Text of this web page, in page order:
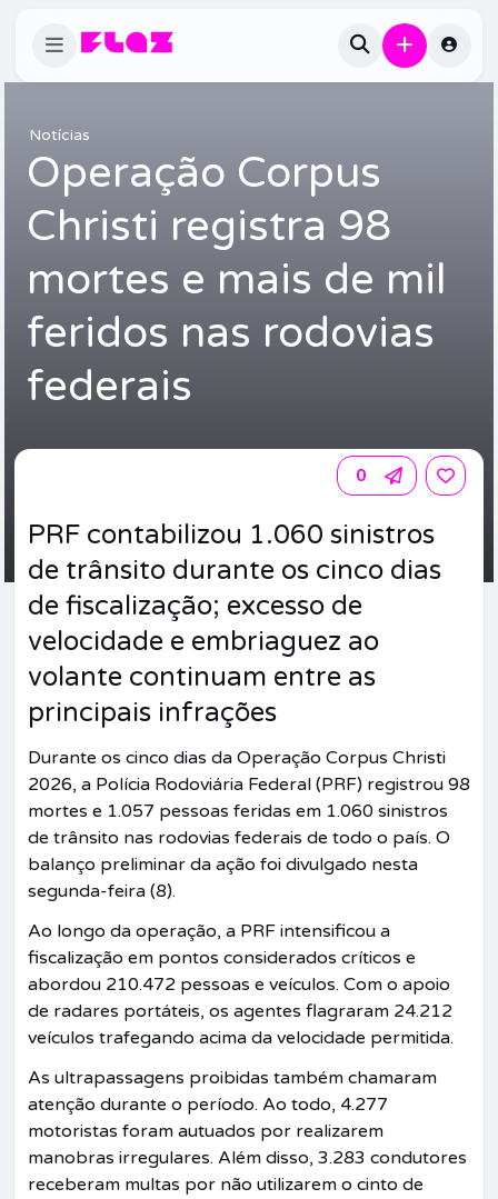
Notícias
Operação Corpus
Christi registra 98
mortes e mais de mil
feridos nas rodovias
federais
0
PRF contabilizou 1.060 sinistros
de trânsito durante os cinco dias
de fiscalização; excesso de
velocidade e embriaguez ao
volante continuam entre as
principais infrações
Durante os cinco dias da Operação Corpus Christi
2026, a Polícia Rodoviária Federal (PRF) registrou 98
mortes e 1.057 pessoas feridas em 1.060 sinistros
de trânsito nas rodovias federais de todo o país. O
balanço preliminar da ação foi divulgado nesta
segunda-feira (8).
Ao longo da operação, a PRF intensificou a
fiscalização em pontos considerados críticos e
abordou 210.472 pessoas e veículos. Com o apoio
de radares portáteis, os agentes flagraram 24.212
veículos trafegando acima da velocidade permitida.
As ultrapassagens proibidas também chamaram
atenção durante o período. Ao todo, 4.277
motoristas foram autuados por realizarem
manobras irregulares. Além disso, 3.283 condutores
receberam multas por não utilizarem o cinto de